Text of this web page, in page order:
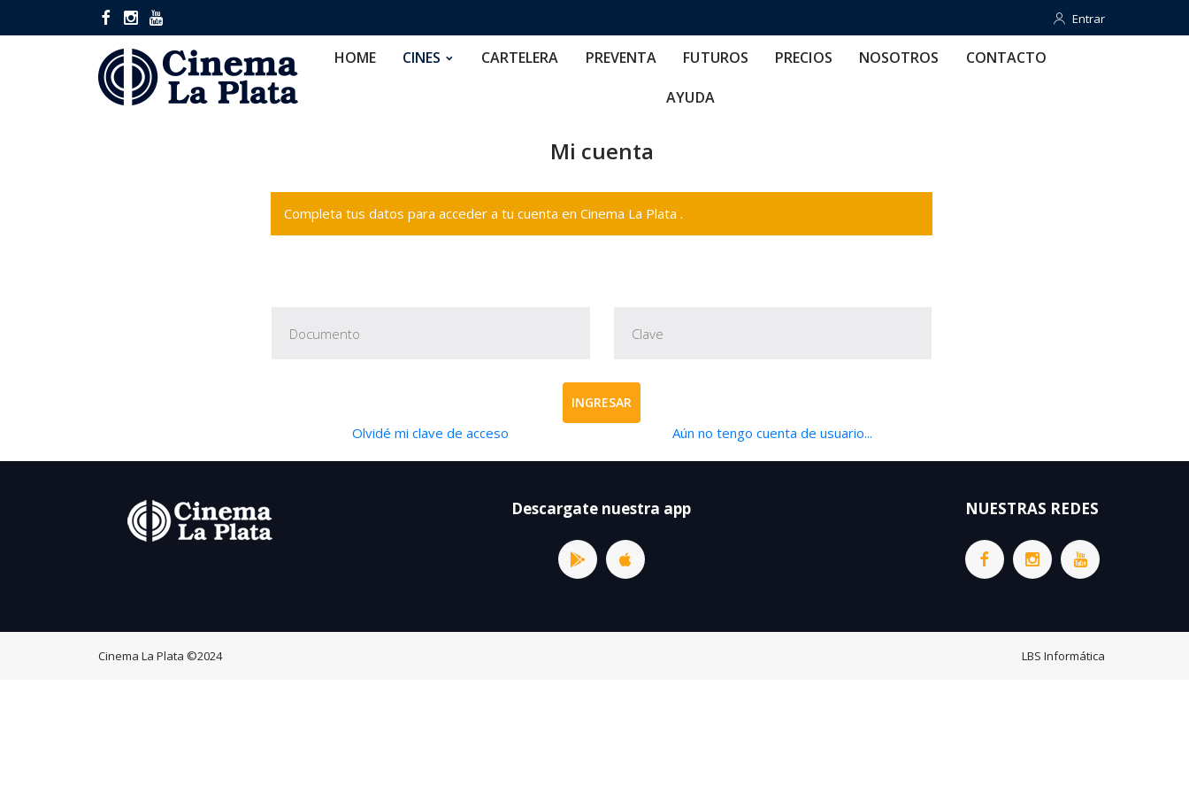
Entrar
Entrar
HOME CINES CARTELERA PREVENTA FUTUROS PRECIOS NOSOTROS CONTACTO
AYUDA
Mi cuenta
Completa tus datos para acceder a tu cuenta en Cinema La Plata .
INGRESAR
Olvidé mi clave de acceso Aún no tengo cuenta de usuario...
Descargate nuestra app NUESTRAS REDES
Cinema La Plata ©2024 LBS Informática